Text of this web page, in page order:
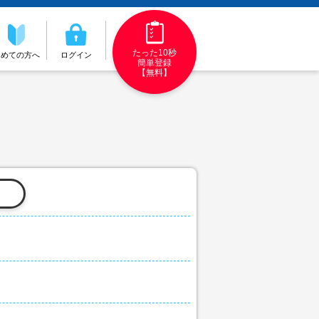
ての方へ ログイン
たった10秒
簡単登録
【無料】